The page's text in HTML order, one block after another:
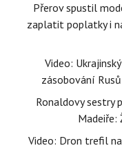
Přerov spustil
zaplatit poplatky i
Video:
zásobování
Ronaldovy sestry
Madeiře:
Video: Dron trefil